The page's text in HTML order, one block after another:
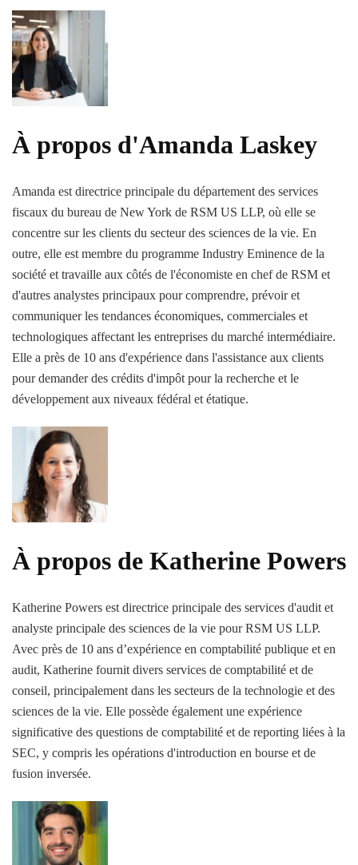
À propos d'Amanda Laskey
Amanda est directrice principale du département des services
fiscaux du bureau de New York de RSM US LLP, où elle se
concentre sur les clients du secteur des sciences de la vie. En
outre, elle est membre du programme Industry Eminence de la
société et travaille aux côtés de l'économiste en chef de RSM et
d'autres analystes principaux pour comprendre, prévoir et
communiquer les tendances économiques, commerciales et
technologiques affectant les entreprises du marché intermédiaire.
Elle a près de 10 ans d'expérience dans l'assistance aux clients
pour demander des crédits d'impôt pour la recherche et le
développement aux niveaux fédéral et étatique.
À propos de Katherine Powers
Katherine Powers est directrice principale des services d'audit et
analyste principale des sciences de la vie pour RSM US LLP.
Avec près de 10 ans d’expérience en comptabilité publique et en
audit, Katherine fournit divers services de comptabilité et de
conseil, principalement dans les secteurs de la technologie et des
sciences de la vie. Elle possède également une expérience
significative des questions de comptabilité et de reporting liées à la
SEC, y compris les opérations d'introduction en bourse et de
fusion inversée.